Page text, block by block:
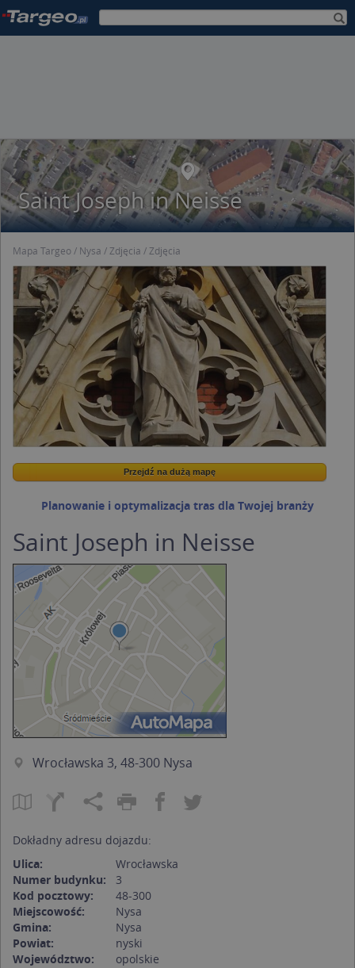
Saint Joseph in Neisse
Mapa Targeo Nysa Zdjęcia Zdjęcia
Przejdź na dużą mapę
Przejdź na dużą mapę
Planowanie i optymalizacja tras dla Twojej branży
Saint Joseph in Neisse
Wrocławska 3, 48-300 Nysa
Dokładny adresu dojazdu:
Ulica:
Wrocławska
Numer budynku:
3
Kod pocztowy:
48-300
Miejscowość:
Nysa
Gmina:
Nysa
Powiat:
nyski
Województwo:
opolskie